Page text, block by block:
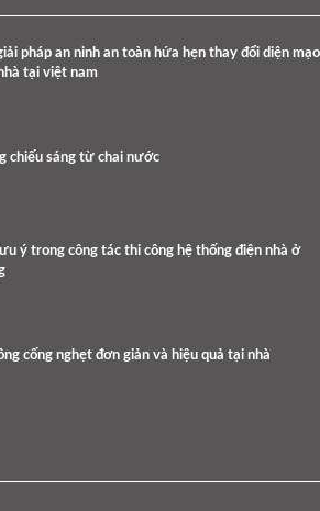
pháp an ninh an toàn hứa hẹn thay đổi diện mạo
tại việt nam
chiếu sáng từ chai nước
ý trong công tác thi công hệ thống điện nhà ở
cống nghẹt đơn giản và hiệu quả tại nhà